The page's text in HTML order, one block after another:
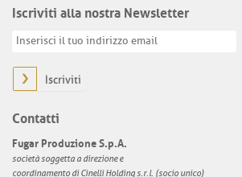
Iscriviti alla nostra Newsletter
Iscriviti
Contatti
Fugar Produzione S.p.A.
società soggetta a direzione e
coordinamento di Cinelli Holding s.r.l. (socio unico)